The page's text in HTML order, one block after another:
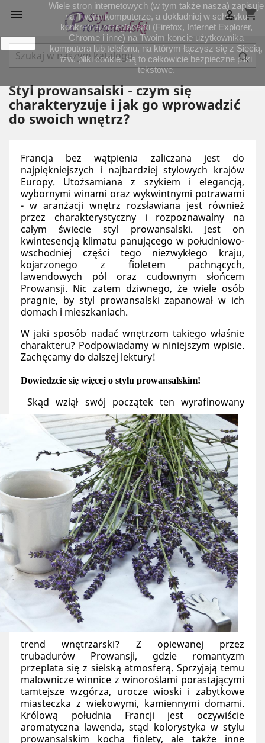
 shopping_cart


Styl prowansalski - czym się
charakteryzuje i jak go wprowadzić
do swoich wnętrz?
Francja bez wątpienia zaliczana jest do
najpiękniejszych i najbardziej stylowych krajów
Europy. Utożsamiana z szykiem i elegancją,
wybornymi winami oraz wykwintnymi potrawami
- w aranżacji wnętrz rozsławiana jest również
przez charakterystyczny i rozpoznawalny na
całym świecie styl prowansalski. Jest on
kwintesencją klimatu panującego w południowo-
wschodniej części tego niezwykłego kraju,
kojarzonego z fioletem pachnących,
lawendowych pól oraz cudownym słońcem
Prowansji. Nic zatem dziwnego, że wiele osób
pragnie, by styl prowansalski zapanował w ich
domach i mieszkaniach.
W jaki sposób nadać wnętrzom takiego właśnie
charakteru? Podpowiadamy w niniejszym wpisie.
Zachęcamy do dalszej lektury!
Dowiedzcie się więcej o stylu prowansalskim!
Skąd wziął swój początek ten wyrafinowany
trend wnętrzarski? Z opiewanej przez
trubadurów Prowansji, gdzie romantyzm
przeplata się z sielską atmosferą. Sprzyjają temu
malownicze winnice z winoroślami porastającymi
tamtejsze wzgórza, urocze wioski i zabytkowe
miasteczka z wiekowymi, kamiennymi domami.
Królową południa Francji jest oczywiście
aromatyczna lawenda, stąd kolorystyka w stylu
prowansalskim kocha fiolety, ale także inne
zamknij
Wiele stron internetowych (w tym także nasza) zapisuje
na Twoim komputerze, a dokładniej w schowku
konkretnej przeglądarki (Firefox, Internet Explorer,
Chrome i inne) na Twoim koncie użytkownika
komputera lub telefonu, na którym łączysz się z Siecią,
tzw. pliki cookie. Są to całkowicie bezpieczne pliki
tekstowe.